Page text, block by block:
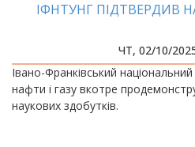
ІФНТУНГ ПІДТВЕРДИВ
ЧТ, 02/10/
Івано-Франківський
нафти і газу вкотре
наукових здобутків.